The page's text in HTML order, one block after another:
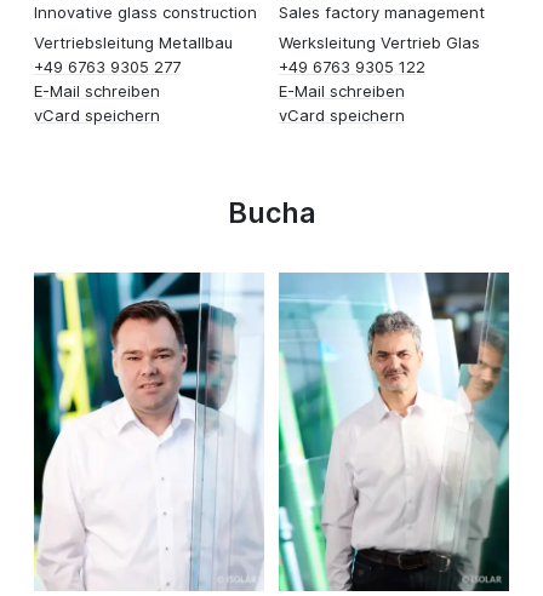
Innovative glass construction
Vertriebsleitung Metallbau
+49 6763 9305 277
E-Mail schreiben
vCard speichern
Sales factory management
Werksleitung Vertrieb Glas
+49 6763 9305 122
E-Mail schreiben
vCard speichern
Bucha